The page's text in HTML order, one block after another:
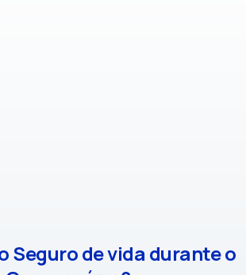
Seguro de vida durante o